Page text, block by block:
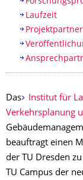
Laufzeit
Projektpartner
Das Institut für
Verkehrsplanung
beauftragt einen
der TU Dresden
TU Campus der